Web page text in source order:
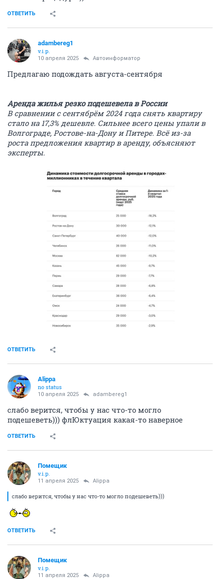
ОТВЕТИТЬ
adambereg1
v.i.p.
10 апреля 2025 Автоинформатор
Предлагаю подождать августа-сентября
Аренда жилья резко подешевела в России
В сравнении с сентябрём 2024 года снять квартиру
стало на 17,3% дешевле. Сильнее всего цены упали в
Волгограде, Ростове-на-Дону и Питере. Всё из-за
роста предложения квартир в аренду, объясняют
эксперты.
ОТВЕТИТЬ
Alippa
no status
10 апреля 2025 adambereg1
слабо верится, чтобы у нас что-то могло
подешеветь))) флЮктуация какая-то наверное
ОТВЕТИТЬ
Помещик
v.i.p.
11 апреля 2025 Alippa
слабо верится, чтобы у нас что-то могло подешеветь)))
ОТВЕТИТЬ
Помещик
v.i.p.
11 апреля 2025 Alippa